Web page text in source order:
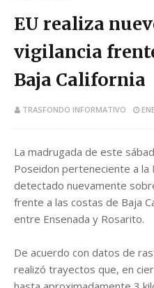
EU realiza
vigilancia
Baja California
TRASFONDO INFORMATIVO
La madrugada de este
Poseidon perteneciente a la
detectado nuevamente
frente a las costas de Baja
entre Ensenada y Rosarito.
De acuerdo con datos de
realizó trayectos que, en